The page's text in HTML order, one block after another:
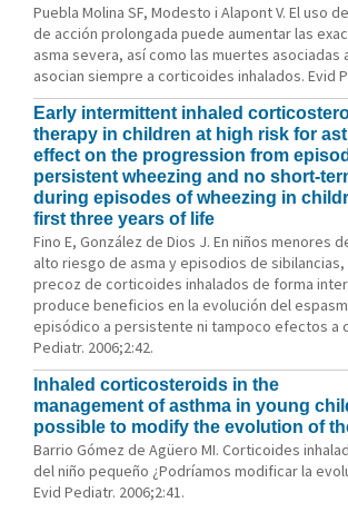
Puebla Molina SF, Modesto i Alapont V. El uso
de acción prolongada puede aumentar las
asma severa, así como las muertes asociadas
asocian siempre a corticoides inhalados. Evid
Early intermittent inhaled
therapy in children at high risk for
effect on the progression from
persistent wheezing and no short-
during episodes of wheezing in
first three years of life
Fino E, González de Dios J. En niños menores
alto riesgo de asma y episodios de
precoz de corticoides inhalados de forma
produce beneficios en la evolución del
episódico a persistente ni tampoco efectos a
Pediatr. 2006;2:42.
Inhaled corticosteroids in the
management of asthma in young
possible to modify the evolution of
Barrio Gómez de Agüero MI. Corticoides
del niño pequeño ¿Podríamos modificar la
Evid Pediatr. 2006;2:41.